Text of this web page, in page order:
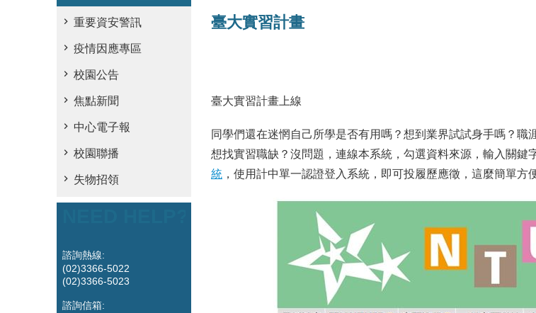
重要資安警訊
疫情因應專區
校園公告
焦點新聞
中心電子報
校園聯播
失物招領
諮詢熱線:
(02)3366-5022
(02)3366-5023
諮詢信箱:
臺大實習計畫
臺大實習計畫上線
同學們還在迷惘自己所學是否有用嗎？想到業界試試身手嗎？職
想找實習職缺？沒問題，連線本系統，勾選資料來源，輸入關
統 ，使用計中單一認證登入系統，即可投履歷應徵，這麼簡單方